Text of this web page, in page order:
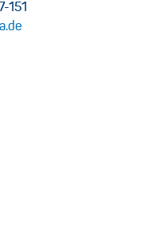
151